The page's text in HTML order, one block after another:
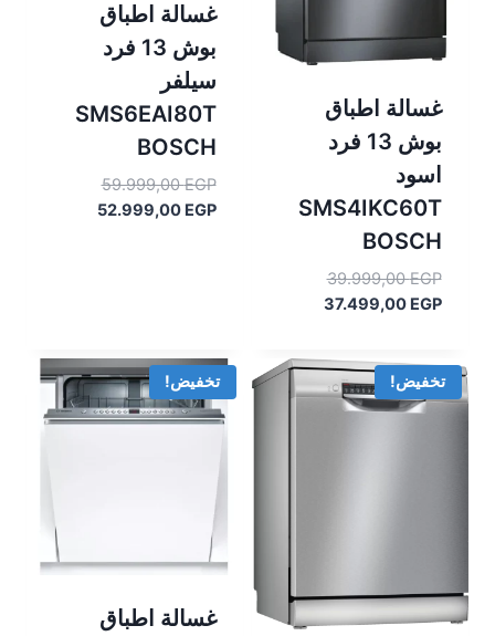
غسالة اطباق
بوش 13 فرد
اسود
SMS4IKC60T
BOSCH
39.999,00EGP
السعر
الأصلي
39.999,00 EGP.
37.499,00 EGP
السعر
هو:
37.499,00 EGP.
غسالة اطباق
بوش 13 فرد
سيلفر
SMS6EAI80T
BOSCH
59.999,00EGP
السعر
الأصلي52.999,00 EGP
تخفيض! تخفيض!
غسالة اطباق